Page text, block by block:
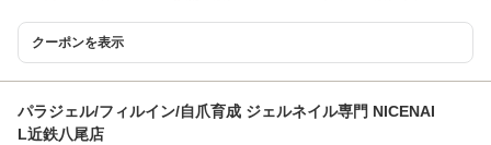
クーポンを表示
パラジェル/フィルイン/自爪育成 ジェルネイル専門 NICENAI
L近鉄八尾店